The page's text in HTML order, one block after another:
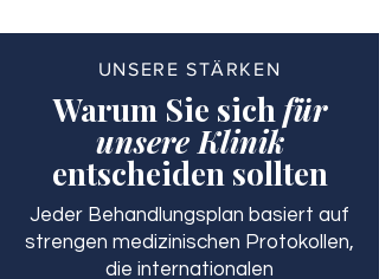
UNSERE STÄRKEN
Warum Sie sichfür
unsere Klinik
entscheiden sollten
Jeder Behandlungsplan basiert auf
strengen medizinischen Protokollen,
die internationalen